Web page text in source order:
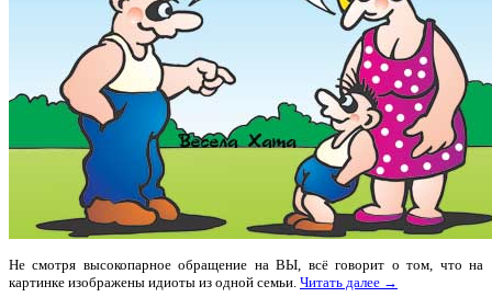
Не смотря высокопарное обращение на ВЫ, всё говорит о том, что на
картинке изображены идиоты из одной семьи. Читать далее →